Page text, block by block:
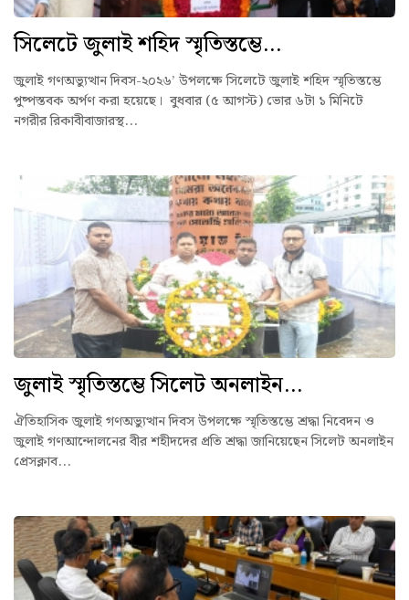
সিলেটে জুলাই শহিদ স্মৃতিস্তম্ভে...
জুলাই গণঅভ্যুত্থান দিবস-২০২৬’ উপলক্ষে সিলেটে জুলাই শহিদ স্মৃতিস্তম্ভে
পুষ্পস্তবক অর্পণ করা হয়েছে। বুধবার (৫ আগস্ট) ভোর ৬টা ১ মিনিটে
নগরীর রিকাবীবাজারস্থ...
জুলাই স্মৃতিস্তম্ভে সিলেট অনলাইন...
ঐতিহাসিক জুলাই গণঅভ্যুত্থান দিবস উপলক্ষে স্মৃতিস্তম্ভে শ্রদ্ধা নিবেদন ও
জুলাই গণআন্দোলনের বীর শহীদদের প্রতি শ্রদ্ধা জানিয়েছেন সিলেট অনলাইন
প্রেসক্লাব...